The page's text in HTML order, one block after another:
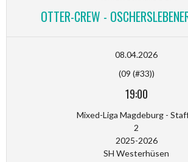
OTTER-CREW -
08.04.2026
(09 (#33))
19:00
Mixed-Liga Magdeburg -
2
2025-2026
SH Westerhüsen